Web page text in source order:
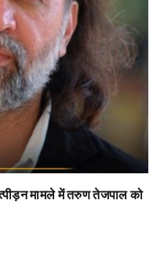
मामले में तरुण तेजपाल को